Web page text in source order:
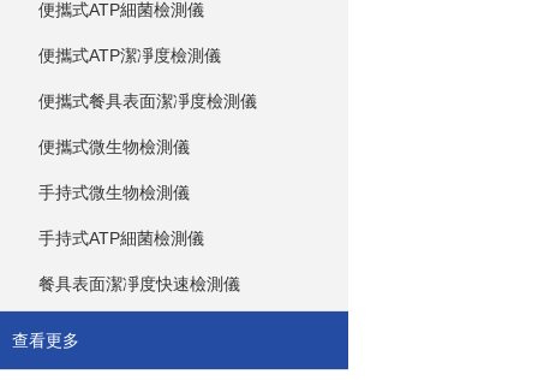
便攜式ATP細菌檢測儀
便攜式ATP潔凈度檢測儀
便攜式餐具表面潔凈度檢測儀
便攜式微生物檢測儀
手持式微生物檢測儀
手持式ATP細菌檢測儀
餐具表面潔凈度快速檢測儀
查看更多